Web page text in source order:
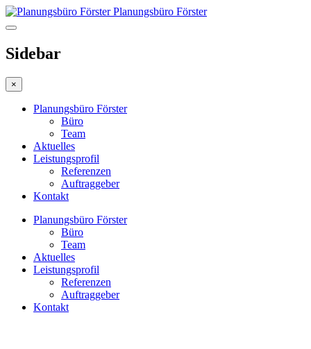
Planungsbüro Förster
Sidebar
×
Planungsbüro Förster
Büro
Team
Aktuelles
Leistungsprofil
Referenzen
Auftraggeber
Kontakt
Planungsbüro Förster
Büro
Team
Aktuelles
Leistungsprofil
Referenzen
Auftraggeber
Kontakt